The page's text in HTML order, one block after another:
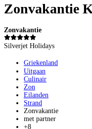
Zonvakantie
Zonvakantie
Silverjet Holidays
Griekenland
Uitgaan
Culinair
Zon
Eilanden
Strand
Zonvakantie
met partner
+8